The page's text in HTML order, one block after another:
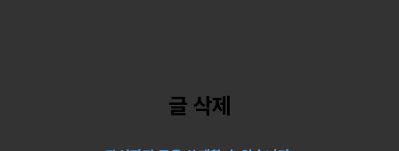
글 삭제